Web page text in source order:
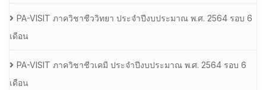
PA-VISIT ภาควิชาชีววิทยา ประจำปีงบประมาณ พ.ศ. 2564 รอบ 6
เดือน
PA-VISIT ภาควิชาชีวเคมี ประจำปีงบประมาณ พ.ศ. 2564 รอบ 6
เดือน